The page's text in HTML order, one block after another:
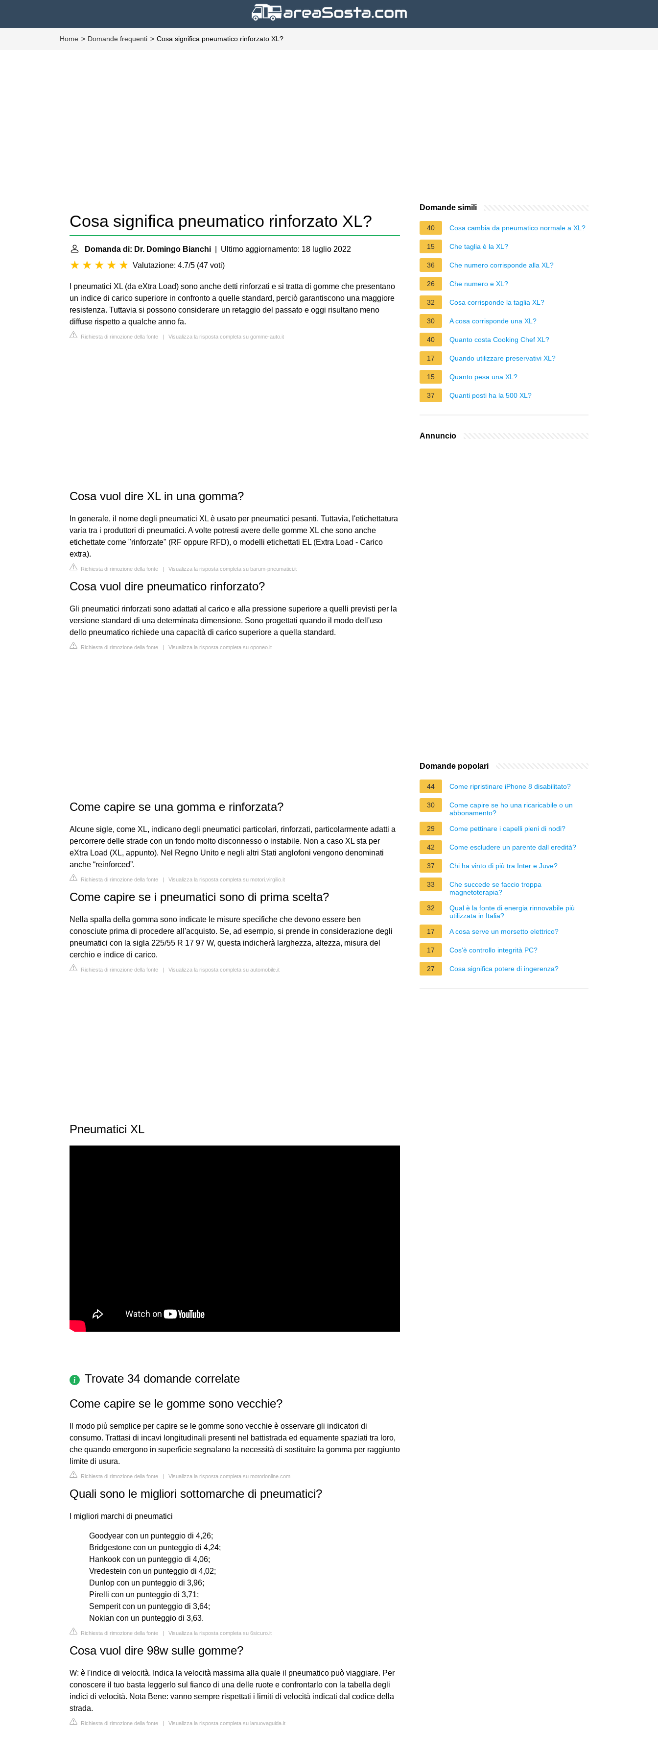
Home Domande frequenti Cosa significa pneumatico rinforzato XL?
Cosa significa pneumatico rinforzato XL?
Domanda di: Dr. Domingo Bianchi | Ultimo aggiornamento: 18 luglio 2022
Valutazione: 4.7/5 (47 voti)
I pneumatici XL (da eXtra Load) sono anche detti rinforzati e si tratta di gomme che presentano
un indice di carico superiore in confronto a quelle standard, perciò garantiscono una maggiore
resistenza. Tuttavia si possono considerare un retaggio del passato e oggi risultano meno
diffuse rispetto a qualche anno fa.
Richiesta di rimozione della fonte | Visualizza la risposta completa su gomme-auto.it
Cosa vuol dire XL in una gomma?
In generale, il nome degli pneumatici XL è usato per pneumatici pesanti. Tuttavia, l'etichettatura
varia tra i produttori di pneumatici. A volte potresti avere delle gomme XL che sono anche
etichettate come "rinforzate" (RF oppure RFD), o modelli etichettati EL (Extra Load - Carico
extra).
Richiesta di rimozione della fonte | Visualizza la risposta completa su barum-pneumatici.it
Cosa vuol dire pneumatico rinforzato?
Gli pneumatici rinforzati sono adattati al carico e alla pressione superiore a quelli previsti per la
versione standard di una determinata dimensione. Sono progettati quando il modo dell'uso
dello pneumatico richiede una capacità di carico superiore a quella standard.
Richiesta di rimozione della fonte | Visualizza la risposta completa su oponeo.it
Come capire se una gomma e rinforzata?
Alcune sigle, come XL, indicano degli pneumatici particolari, rinforzati, particolarmente adatti a
percorrere delle strade con un fondo molto disconnesso o instabile. Non a caso XL sta per
eXtra Load (XL, appunto). Nel Regno Unito e negli altri Stati anglofoni vengono denominati
anche “reinforced”.
Richiesta di rimozione della fonte | Visualizza la risposta completa su motori.virgilio.it
Come capire se i pneumatici sono di prima scelta?
Nella spalla della gomma sono indicate le misure specifiche che devono essere ben
conosciute prima di procedere all'acquisto. Se, ad esempio, si prende in considerazione degli
pneumatici con la sigla 225/55 R 17 97 W, questa indicherà larghezza, altezza, misura del
cerchio e indice di carico.
Richiesta di rimozione della fonte | Visualizza la risposta completa su automobile.it
Pneumatici XL
Trovate 34 domande correlate
Come capire se le gomme sono vecchie?
Il modo più semplice per capire se le gomme sono vecchie è osservare gli indicatori di
consumo. Trattasi di incavi longitudinali presenti nel battistrada ed equamente spaziati tra loro,
che quando emergono in superficie segnalano la necessità di sostituire la gomma per raggiunto
limite di usura.
Richiesta di rimozione della fonte | Visualizza la risposta completa su motorionline.com
Quali sono le migliori sottomarche di pneumatici?
I migliori marchi di pneumatici
Goodyear con un punteggio di 4,26;
Bridgestone con un punteggio di 4,24;
Hankook con un punteggio di 4,06;
Vredestein con un punteggio di 4,02;
Dunlop con un punteggio di 3,96;
Pirelli con un punteggio di 3,71;
Semperit con un punteggio di 3,64;
Nokian con un punteggio di 3,63.
Richiesta di rimozione della fonte | Visualizza la risposta completa su 6sicuro.it
Cosa vuol dire 98w sulle gomme?
W: è l'indice di velocità. Indica la velocità massima alla quale il pneumatico può viaggiare. Per
conoscere il tuo basta leggerlo sul fianco di una delle ruote e confrontarlo con la tabella degli
indici di velocità. Nota Bene: vanno sempre rispettati i limiti di velocità indicati dal codice della
strada.
Richiesta di rimozione della fonte | Visualizza la risposta completa su lanuovaguida.it
Domande simili
40 Cosa cambia da pneumatico normale a XL?
15 Che taglia è la XL?
36 Che numero corrisponde alla XL?
26 Che numero e XL?
32 Cosa corrisponde la taglia XL?
30 A cosa corrisponde una XL?
40 Quanto costa Cooking Chef XL?
17 Quando utilizzare preservativi XL?
15 Quanto pesa una XL?
37 Quanti posti ha la 500 XL?
Annuncio
Domande popolari
44 Come ripristinare iPhone 8 disabilitato?
30
Come capire se ho una ricaricabile o un
abbonamento?
29
Come pettinare i capelli pieni di nodi?
42 Come escludere un parente dall eredità?
37 Chi ha vinto di più tra Inter e Juve?
33
Che succede se faccio troppa
magnetoterapia?
32
Qual è la fonte di energia rinnovabile più
utilizzata in Italia?
17
A cosa serve un morsetto elettrico?
17 Cos'è controllo integrità PC?
27 Cosa significa potere di ingerenza?